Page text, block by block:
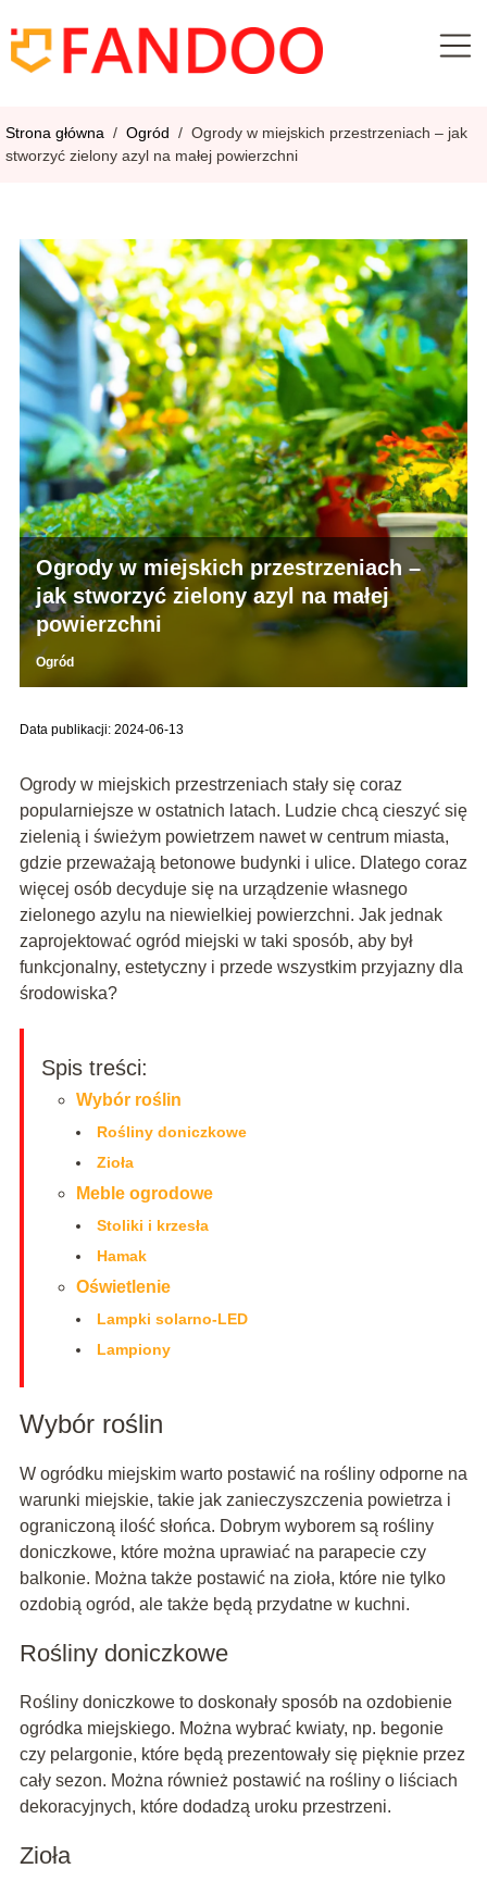
Strona główna / Ogród / Ogrody w miejskich przestrzeniach – jak
stworzyć zielony azyl na małej powierzchni
Ogrody w miejskich przestrzeniach –
jak stworzyć zielony azyl na małej
powierzchni
Ogród
Data publikacji: 2024-06-13
Ogrody w miejskich przestrzeniach stały się coraz
popularniejsze w ostatnich latach. Ludzie chcą cieszyć się
zielenią i świeżym powietrzem nawet w centrum miasta,
gdzie przeważają betonowe budynki i ulice. Dlatego coraz
więcej osób decyduje się na urządzenie własnego
zielonego azylu na niewielkiej powierzchni. Jak jednak
zaprojektować ogród miejski w taki sposób, aby był
funkcjonalny, estetyczny i przede wszystkim przyjazny dla
środowiska?
Spis treści:
Wybór roślin
Rośliny doniczkowe
Zioła
Meble ogrodowe
Stoliki i krzesła
Hamak
Oświetlenie
Lampki solarno-LED
Lampiony
Wybór roślin
W ogródku miejskim warto postawić na rośliny odporne na
warunki miejskie, takie jak zanieczyszczenia powietrza i
ograniczoną ilość słońca. Dobrym wyborem są rośliny
doniczkowe, które można uprawiać na parapecie czy
balkonie. Można także postawić na zioła, które nie tylko
ozdobią ogród, ale także będą przydatne w kuchni.
Rośliny doniczkowe
Rośliny doniczkowe to doskonały sposób na ozdobienie
ogródka miejskiego. Można wybrać kwiaty, np. begonie
czy pelargonie, które będą prezentowały się pięknie przez
cały sezon. Można również postawić na rośliny o liściach
dekoracyjnych, które dodadzą uroku przestrzeni.
Zioła